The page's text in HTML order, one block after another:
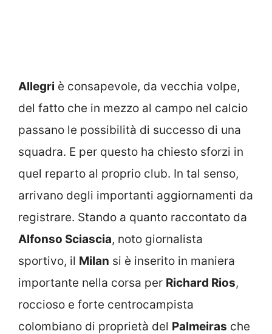
Allegri è consapevole, da vecchia volpe,
del fatto che in mezzo al campo nel calcio
passano le possibilità di successo di una
squadra. E per questo ha chiesto sforzi in
quel reparto al proprio club. In tal senso,
arrivano degli importanti aggiornamenti da
registrare. Stando a quanto raccontato da
Alfonso Sciascia, noto giornalista
sportivo, il Milan si è inserito in maniera
importante nella corsa per Richard Rios,
roccioso e forte centrocampista
colombiano di proprietà del Palmeiras che